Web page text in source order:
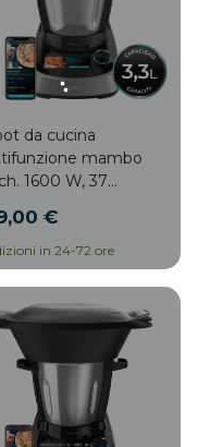
da cucina
mambo
1600 W, 37
da 5" con ricettario
capacità di 3,3
bilancia e caraffa
€
in 24-72 ore